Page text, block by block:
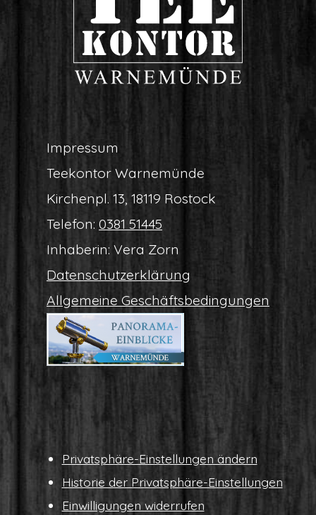
Impres­sum
Tee­kon­tor Warnemünde
Kir­chen­pl. 13, 18119 Rostock
Tele­fon: 0381 51445
Inha­be­rin: Vera Zorn
Daten­schutz­er­klä­rung
All­ge­mei­ne Geschäftsbedingungen
Pri­vat­sphä­re-Ein­stel­lun­gen ändern
His­to­rie der Privatsphäre-Einstellungen
Ein­wil­li­gun­gen widerrufen